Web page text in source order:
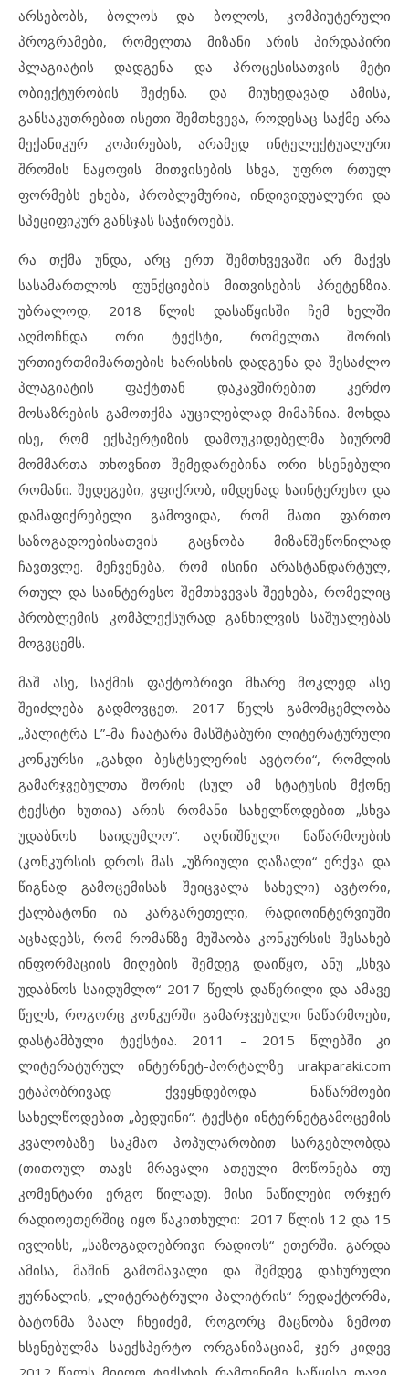
არსებობს, ბოლოს და ბოლოს, კომპიუტერული
პროგრამები, რომელთა მიზანი არის პირდაპირი
პლაგიატის დადგენა და პროცესისათვის მეტი
ობიექტურობის შეძენა. და მიუხედავად ამისა,
განსაკუთრებით ისეთი შემთხვევა, როდესაც საქმე არა
მექანიკურ კოპირებას, არამედ ინტელექტუალური
შრომის ნაყოფის მითვისების სხვა, უფრო რთულ
ფორმებს ეხება, პრობლემურია, ინდივიდუალური და
სპეციფიკურ განსჯას საჭიროებს.
რა თქმა უნდა, არც ერთ შემთხვევაში არ მაქვს
სასამართლოს ფუნქციების მითვისების პრეტენზია.
უბრალოდ, 2018 წლის დასაწყისში ჩემ ხელში
აღმოჩნდა ორი ტექსტი, რომელთა შორის
ურთიერთმიმართების ხარისხის დადგენა და შესაძლო
პლაგიატის ფაქტთან დაკავშირებით კერძო
მოსაზრების გამოთქმა აუცილებლად მიმაჩნია. მოხდა
ისე, რომ ექსპერტიზის დამოუკიდებელმა ბიურომ
მომმართა თხოვნით შემედარებინა ორი ხსენებული
რომანი. შედეგები, ვფიქრობ, იმდენად საინტერესო და
დამაფიქრებელი გამოვიდა, რომ მათი ფართო
საზოგადოებისათვის გაცნობა მიზანშეწონილად
ჩავთვლე. მეჩვენება, რომ ისინი არასტანდარტულ,
რთულ და საინტერესო შემთხვევას შეეხება, რომელიც
პრობლემის კომპლექსურად განხილვის საშუალებას
მოგვცემს.
მაშ ასე, საქმის ფაქტობრივი მხარე მოკლედ ასე
შეიძლება გადმოვცეთ. 2017 წელს გამომცემლობა
„პალიტრა L”-მა ჩაატარა მასშტაბური ლიტერატურული
კონკურსი „გახდი ბესტსელერის ავტორი“, რომლის
გამარჯვებულთა შორის (სულ ამ სტატუსის მქონე
ტექსტი ხუთია) არის რომანი სახელწოდებით „სხვა
უდაბნოს საიდუმლო“. აღნიშნული ნაწარმოების
(კონკურსის დროს მას „უზრიული ღაზალი“ ერქვა და
წიგნად გამოცემისას შეიცვალა სახელი) ავტორი,
ქალბატონი ია კარგარეთელი, რადიოინტერვიუში
აცხადებს, რომ რომანზე მუშაობა კონკურსის შესახებ
ინფორმაციის მიღების შემდეგ დაიწყო, ანუ „სხვა
უდაბნოს საიდუმლო“ 2017 წელს დაწერილი და ამავე
წელს, როგორც კონკურში გამარჯვებული ნაწარმოები,
დასტამბული ტექსტია. 2011 – 2015 წლებში კი
ლიტერატურულ ინტერნეტ-პორტალზე urakparaki.com
ეტაპობრივად ქვეყნდებოდა ნაწარმოები
სახელწოდებით „ბედუინი“. ტექსტი ინტერნეტგამოცემის
კვალობაზე საკმაო პოპულარობით სარგებლობდა
(თითოულ თავს მრავალი ათეული მოწონება თუ
კომენტარი ერგო წილად). მისი ნაწილები ორჯერ
რადიოეთერშიც იყო წაკითხული: 2017 წლის 12 და 15
ივლისს, „საზოგადოებრივი რადიოს“ ეთერში. გარდა
ამისა, მაშინ გამომავალი და შემდეგ დახურული
ჟურნალის, „ლიტერატრული პალიტრის“ რედაქტორმა,
ბატონმა ზაალ ჩხეიძემ, როგორც მაცნობა ზემოთ
ხსენებულმა საექსპერტო ორგანიზაციამ, ჯერ კიდევ